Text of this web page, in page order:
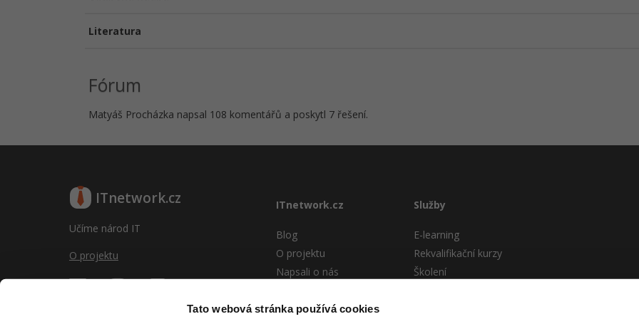
Tato webová stránka používá cookies
Literatura
Fórum
Matyáš Procházka napsal 108 komentářů a poskytl 7 řešení.
ITnetwork.cz
Učíme národ IT
O projektu
ITnetwork.cz
Blog
O projektu
Napsali o nás
Vývoj systému
Služby
E-learning
Rekvalifikační kurzy
Školení